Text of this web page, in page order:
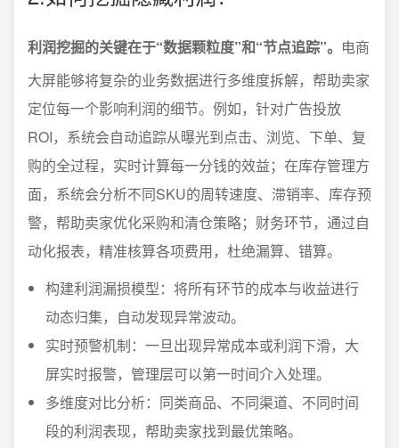
利润挖掘的关键在于“数据颗粒度”和“节点追踪”。 电商
大屏能够将复杂的业务数据进行多维度拆解，帮助卖家
定位每一个影响利润的细节。例如，针对广告投放
ROI，系统会自动追踪从曝光到点击、浏览、下单、复
购的全过程，实时计算每一分钱的效益；在库存管理方
面，系统会分析不同SKU的周转速度、滞销率、库存预
警，帮助卖家优化采购和清仓策略；财务环节，通过自
动化报表，精准核算各项费用，杜绝漏算、错算。
构建利润漏损模型：将所有环节的成本与收益进行
动态归集，自动发现异常波动。
实时预警机制：一旦出现异常成本或利润下滑，大
屏实时报警，管理层可以第一时间介入处理。
多维度对比分析：同类商品、不同渠道、不同时间
段的利润表现，帮助卖家找到最优策略。